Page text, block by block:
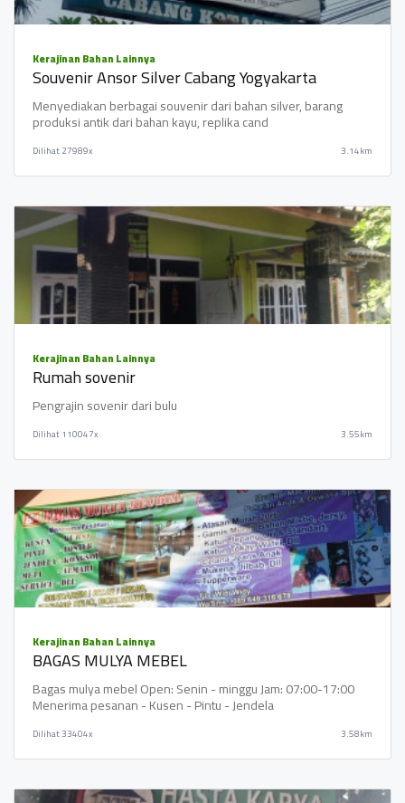
Kerajinan Bahan Lainnya
Souvenir Ansor Silver Cabang Yogyakarta
Menyediakan berbagai souvenir dari bahan silver, barang
produksi antik dari bahan kayu, replika cand
Dilihat27989x 3.14km
Kerajinan Bahan Lainnya
Rumah sovenir
Pengrajin sovenir dari bulu
Dilihat110047x 3.55km
Kerajinan Bahan Lainnya
BAGAS MULYA MEBEL
Bagas mulya mebel Open: Senin - minggu Jam: 07:00-17:00
Menerima pesanan - Kusen - Pintu - Jendela
Dilihat33404x 3.58km